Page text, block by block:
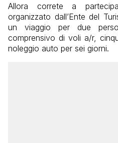
Allora correte a
organizzato dall’Ente del
un viaggio per due
comprensivo di voli a/r,
noleggio auto per sei giorni.